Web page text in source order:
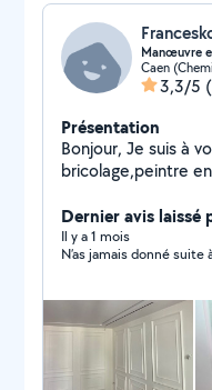
Manœuvre
Caen
3,3/5
Présentation
Bonjour, Je suis à
bricolage,peintre
peut
pas à me contacter
Dernier avis laissé
Il y a 1 mois
N’as jamais donné suite